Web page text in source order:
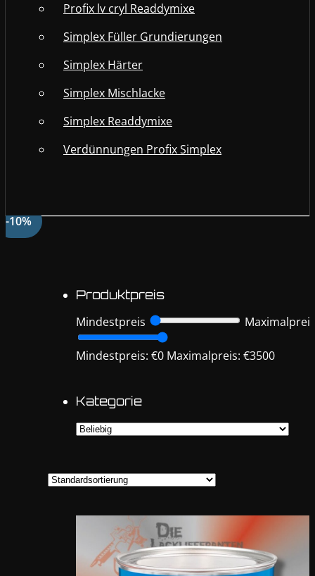
Profix lv cryl Readdymixe
Simplex Füller Grundierungen
Simplex Härter
Simplex Mischlacke
Simplex Readdymixe
Verdünnungen Profix Simplex
Produktpreis
Mindestpreis
Maximalpreis
Mindestpreis: €0 Maximalpreis: €3500
Kategorie
-10%